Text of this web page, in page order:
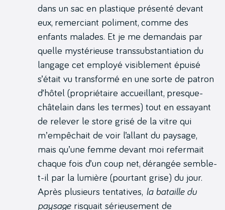
dans un sac en plastique présenté devant
eux, remerciant poliment, comme des
enfants malades. Et je me demandais par
quelle mystérieuse transsubstantiation du
langage cet employé visiblement épuisé
s’était vu transformé en une sorte de patron
d’hôtel (propriétaire accueillant, presque-
châtelain dans les termes) tout en essayant
de relever le store grisé de la vitre qui
m’empêchait de voir l’allant du paysage,
mais qu’une femme devant moi refermait
chaque fois d’un coup net, dérangée semble-
t-il par la lumière (pourtant grise) du jour.
Après plusieurs tentatives, la bataille du
paysagerisquait sérieusement de